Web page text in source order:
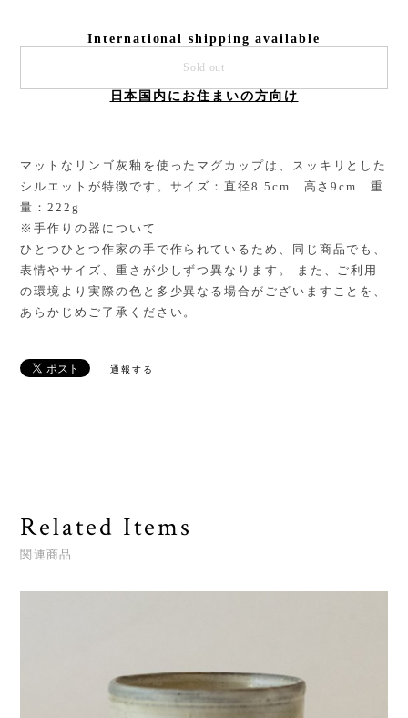
International shipping available
Sold out
日本国内にお住まいの方向け
マットなリンゴ灰釉を使ったマグカップは、スッキリとした
シルエットが特徴です。サイズ：直径8.5cm 高さ9cm 重
量：222g
※手作りの器について
ひとつひとつ作家の手で作られているため、同じ商品でも、
表情やサイズ、重さが少しずつ異なります。 また、ご利用
の環境より実際の色と多少異なる場合がございますことを、
あらかじめご了承ください。
通報する
Related Items
関連商品